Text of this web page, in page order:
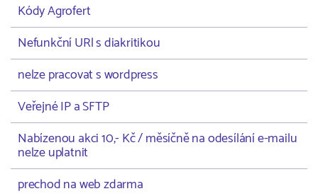
Kódy Agrofert
Nefunkční URl s diakritikou
nelze pracovat s wordpress
Veřejné IP a SFTP
Nabízenou akci 10,- Kč / měsíčně na odesílání e-mailu
nelze uplatnit
prechod na web zdarma